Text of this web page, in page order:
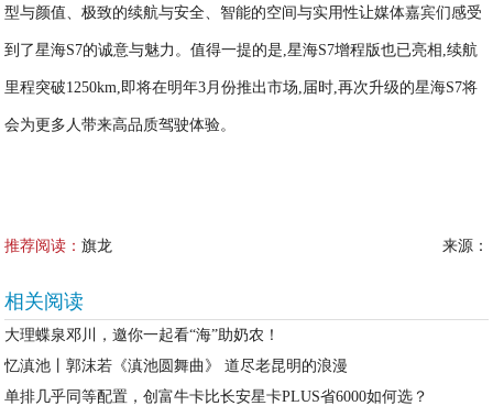
型与颜值、极致的续航与安全、智能的空间与实用性让媒体嘉宾们感受
到了星海S7的诚意与魅力。值得一提的是,星海S7增程版也已亮相,续航
里程突破1250km,即将在明年3月份推出市场,届时,再次升级的星海S7将
会为更多人带来高品质驾驶体验。
推荐阅读：旗龙 来源：
相关阅读
大理蝶泉邓川，邀你一起看“海”助奶农！
忆滇池丨郭沫若《滇池圆舞曲》 道尽老昆明的浪漫
单排几乎同等配置，创富牛卡比长安星卡PLUS省6000如何选？